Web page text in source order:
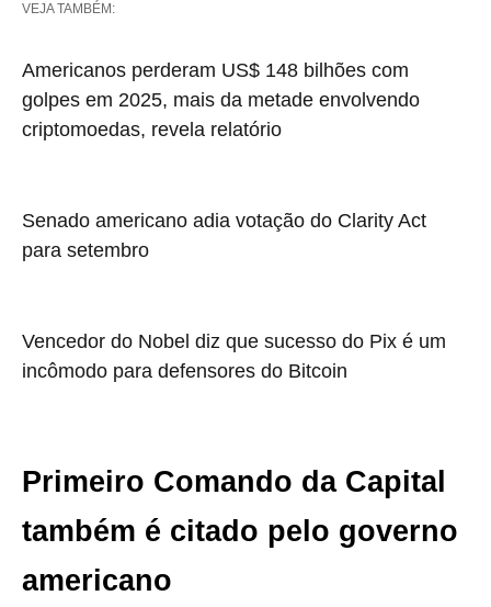
VEJA TAMBÉM:
Americanos perderam US$ 148 bilhões com
golpes em 2025, mais da metade envolvendo
criptomoedas, revela relatório
Senado americano adia votação do Clarity Act
para setembro
Vencedor do Nobel diz que sucesso do Pix é um
incômodo para defensores do Bitcoin
Primeiro Comando da Capital
também é citado pelo governo
americano